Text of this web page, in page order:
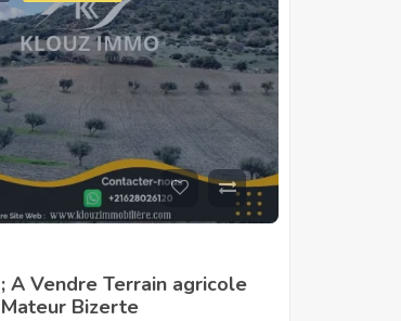
A Vendre Terrain agricole
Bizerte